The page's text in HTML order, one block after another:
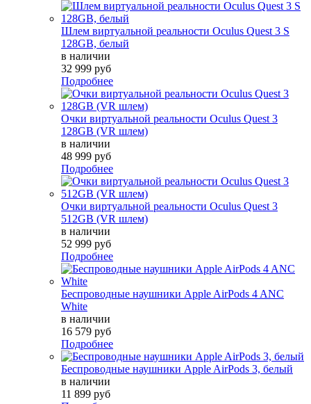
Шлем виртуальной реальности Oculus Quest 3 S
128GB, белый
в наличии
32 999 руб
Подробнее
Очки виртуальной реальности Oculus Quest 3
128GB (VR шлем)
в наличии
48 999 руб
Подробнее
Очки виртуальной реальности Oculus Quest 3
512GB (VR шлем)
в наличии
52 999 руб
Подробнее
Беспроводные наушники Apple AirPods 4 ANC
White
в наличии
16 579 руб
Подробнее
Беспроводные наушники Apple AirPods 3, белый
в наличии
11 899 руб